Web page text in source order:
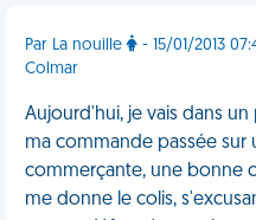
Par La nouille
- 15/01/2013
Colmar
Aujourd'hui, je vais dans
ma commande passée sur
commerçante, une bonne
me donne le colis,